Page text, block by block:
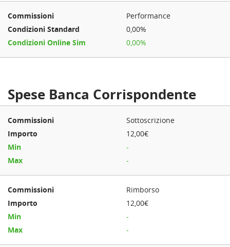
Performance
0,00%
0,00%
Spese Banca Corrispondente
Sottoscrizione
12,00€
-
-
Rimborso
12,00€
-
-